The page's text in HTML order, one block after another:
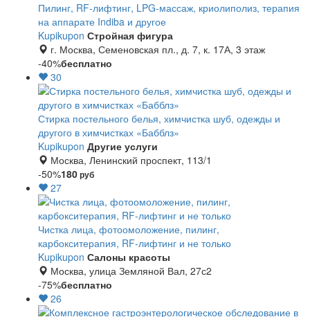
Пилинг, RF-лифтинг, LPG-массаж, криолиполиз, терапия
на аппарате Indiba и другое
Kupikupon Стройная фигура
г. Москва, Семеновская пл., д. 7, к. 17А, 3 этаж
-40%бесплатно
30
Стирка постельного белья, химчистка шуб, одежды и
другого в химчистках «Бабблз»
Kupikupon Другие услуги
Москва, Ленинский проспект, 113/1
-50%180руб
27
Чистка лица, фотоомоложение, пилинг,
карбокситерапия, RF-лифтинг и не только
Kupikupon Салоны красоты
Москва, улица Земляной Вал, 27с2
-75%бесплатно
26